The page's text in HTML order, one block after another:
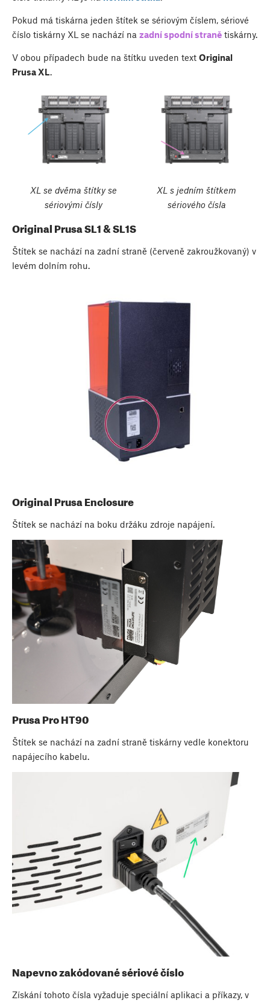
Pokud má tiskárna jeden štítek se sériovým číslem, sériové
číslo tiskárny XL se nachází na zadní spodní straně tiskárny.
V obou případech bude na štítku uveden text Original
Prusa XL.
XL se dvěma štítky se
sériovými čísly
XL s jedním štítkem
sériového čísla
Original Prusa SL1 & SL1S
Štítek se nachází na zadní straně (červeně zakroužkovaný) v
levém dolním rohu.
Original Prusa Enclosure
Štítek se nachází na boku držáku zdroje napájení.
Prusa Pro HT90
Štítek se nachází na zadní straně tiskárny vedle konektoru
napájecího kabelu.
Napevno zakódované sériové číslo
Získání tohoto čísla vyžaduje speciální aplikaci a příkazy, v